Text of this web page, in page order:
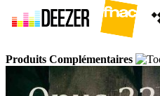
Produits Complémentaires